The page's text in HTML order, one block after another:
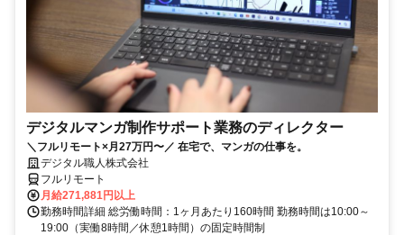
デジタルマンガ制作サポート業務のディレクター
＼フルリモート×月27万円〜／ 在宅で、マンガの仕事を。
デジタル職人株式会社
フルリモート
月給271,881円以上
勤務時間詳細 総労働時間：1ヶ月あたり160時間 勤務時間は10:00～
19:00（実働8時間／休憩1時間）の固定時間制